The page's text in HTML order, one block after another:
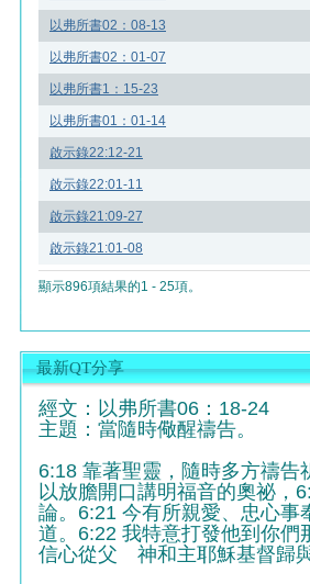
以弗所書02：08-13
以弗所書02：01-07
以弗所書1：15-23
以弗所書01：01-14
啟示錄22:12-21
啟示錄22:01-11
啟示錄21:09-27
啟示錄21:01-08
顯示896項結果的1 - 25項。
最新QT分享
經文：以弗所書06：18-24
主題：當隨時儆醒禱告。
6:18 靠著聖靈，隨時多方禱
以放膽開口講明福音的奧祕，
論。6:21 今有所親愛、忠心事
道。6:22 我特意打發他到你們
信心從父 神和主耶穌基督歸